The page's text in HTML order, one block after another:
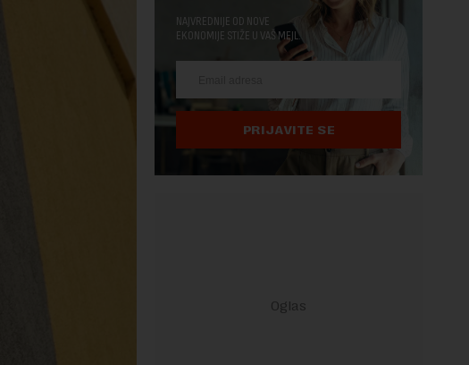
NAJVREDNIJE OD NOVE
EKONOMIJE STIŽE U VAŠ MEJL.
PRIJAVITE SE